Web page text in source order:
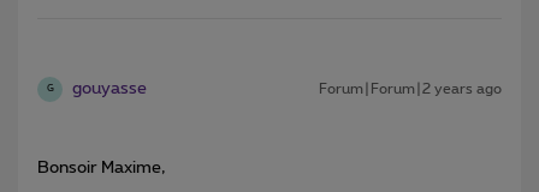
G gouyasse Forum|Forum|2 years ago
Bonsoir Maxime,